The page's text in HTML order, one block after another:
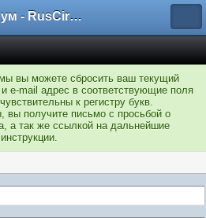
Форум - RusCircus.ru
вы можете сбросить ваш текущий
e-mail адрес в соответствующие поля
чувствительны к регистру букв.
вы получите письмо с просьбой о
а так же ссылкой на дальнейшие
инструкции.